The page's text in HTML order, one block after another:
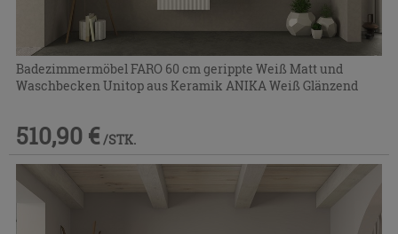
Badezimmermöbel FARO 60 cm gerippte Weiß Matt und
Waschbecken Unitop aus Keramik ANIKA Weiß Glänzend
510,90 € /STK.